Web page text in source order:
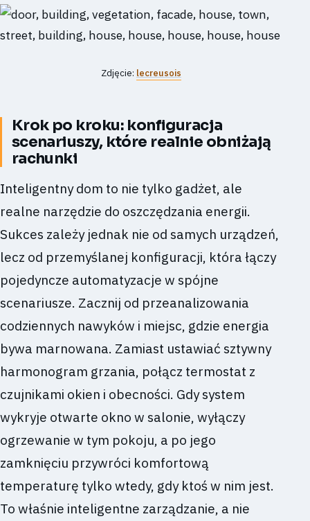
Zdjęcie: lecreusois
Krok po kroku: konfiguracja
scenariuszy, które realnie obniżają
rachunki
Inteligentny dom to nie tylko gadżet, ale
realne narzędzie do oszczędzania energii.
Sukces zależy jednak nie od samych urządzeń,
lecz od przemyślanej konfiguracji, która łączy
pojedyncze automatyzacje w spójne
scenariusze. Zacznij od przeanalizowania
codziennych nawyków i miejsc, gdzie energia
bywa marnowana. Zamiast ustawiać sztywny
harmonogram grzania, połącz termostat z
czujnikami okien i obecności. Gdy system
wykryje otwarte okno w salonie, wyłączy
ogrzewanie w tym pokoju, a po jego
zamknięciu przywróci komfortową
temperaturę tylko wtedy, gdy ktoś w nim jest.
To właśnie inteligentne zarządzanie, a nie